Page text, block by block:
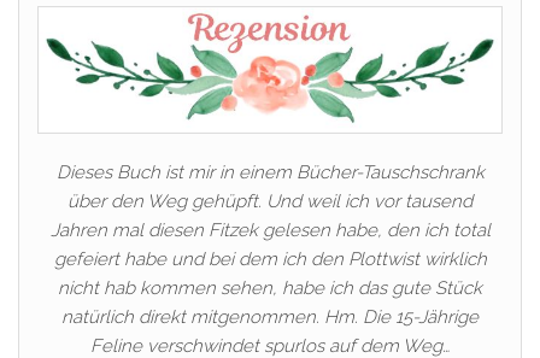
Dieses Buch ist mir in einem Bücher-Tauschschrank
über den Weg gehüpft. Und weil ich vor tausend
Jahren mal diesen Fitzek gelesen habe, den ich total
gefeiert habe und bei dem ich den Plottwist wirklich
nicht hab kommen sehen, habe ich das gute Stück
natürlich direkt mitgenommen. Hm. Die 15-Jährige
Feline verschwindet spurlos auf dem Weg…